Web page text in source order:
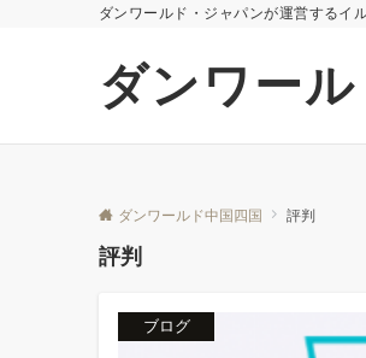
ダンワールド・ジャパンが運営するイ
ダンワー
ダンワールド中国四国 評判
評判
ブログ